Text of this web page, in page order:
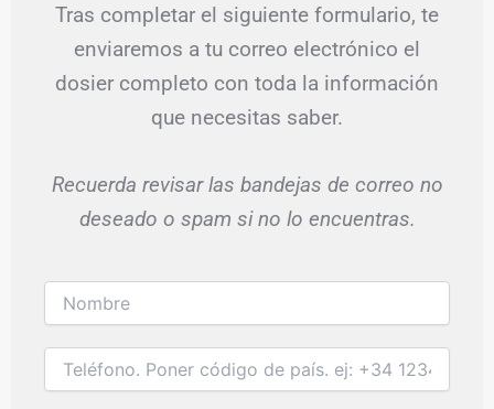
Tras completar el siguiente formulario, te
enviaremos a tu correo electrónico el
dosier completo con toda la información
que necesitas saber.
Recuerda revisar las bandejas de correo no
deseado o spam si no lo encuentras.